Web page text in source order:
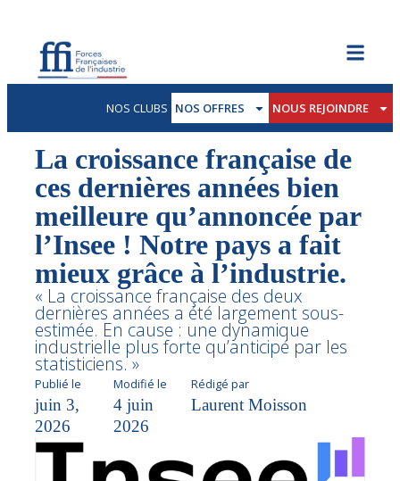
NOS CLUBS NOS OFFRES NOUS REJOINDRE
La croissance française de
ces dernières années bien
meilleure qu’annoncée par
l’Insee ! Notre pays a fait
mieux grâce à l’industrie.
« La croissance française des deux
dernières années a été largement sous-
estimée. En cause : une dynamique
industrielle plus forte qu’anticipé par les
statisticiens. »
Publié le
juin 3,
2026
Modifié le
4 juin
2026
Rédigé par
Laurent Moisson